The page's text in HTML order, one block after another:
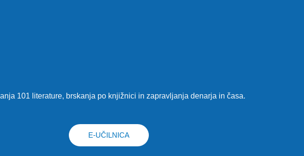
101 literature, brskanja po knjižnici in zapravljanja denarja in časa.
E-UČILNICA